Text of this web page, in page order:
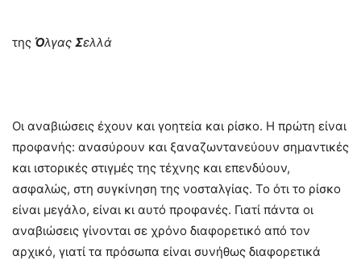
της Όλγας Σελλά
Οι αναβιώσεις έχουν και γοητεία και ρίσκο. Η πρώτη είναι
προφανής: ανασύρουν και ξαναζωντανεύουν σημαντικές
και ιστορικές στιγμές της τέχνης και επενδύουν,
ασφαλώς, στη συγκίνηση της νοσταλγίας. Το ότι το ρίσκο
είναι μεγάλο, είναι κι αυτό προφανές. Γιατί πάντα οι
αναβιώσεις γίνονται σε χρόνο διαφορετικό από τον
αρχικό, γιατί τα πρόσωπα είναι συνήθως διαφορετικά